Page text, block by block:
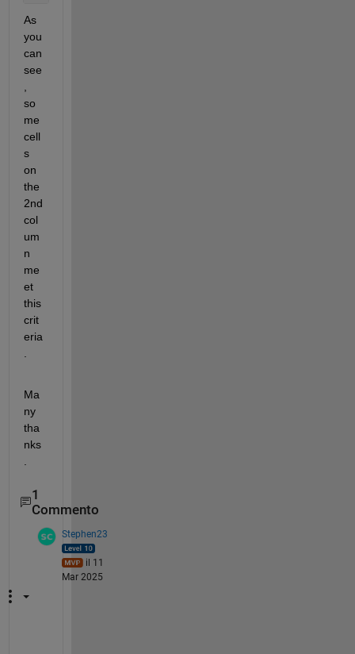
As
you
can
see
so
me
cell
s
on
the
2nd
col
um
n
me
et
this
crit
eria
Ma
ny
tha
nks
1
Commento
Stephen23
il 11
Mar 2025